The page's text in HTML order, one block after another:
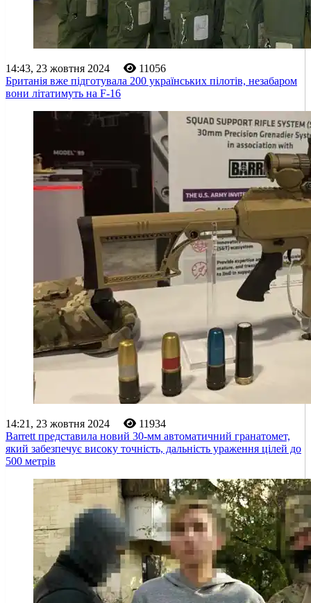
14:43, 23 жовтня 2024
11056
Британія вже підготувала 200 українських пілотів, незабаром
вони літатимуть на F-16
14:21, 23 жовтня 2024
11934
Barrett представила новий 30-мм автоматичний гранатомет,
який забезпечує високу точність, дальність ураження цілей до
500 метрів